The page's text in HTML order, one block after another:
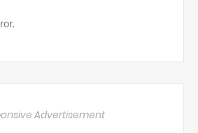
Advertisement